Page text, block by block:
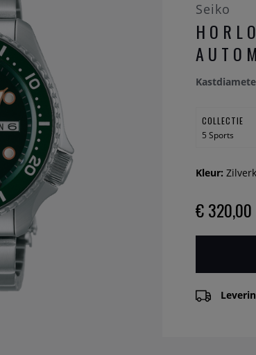
Seiko
COLLECTIE
5 Sports
Kleur:
€ 320,00